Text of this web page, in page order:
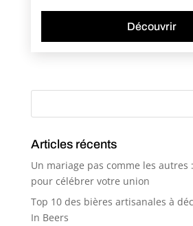
Découvrir
Articles récents
Un mariage pas comme les
pour célébrer votre union
Top 10 des bières artisanales à
In Beers